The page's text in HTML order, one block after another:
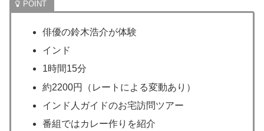
俳優の鈴木浩介が体験
インド
1時間15分
約2200円（レートによる変動あり）
インド人ガイドのお宅訪問ツアー
番組ではカレー作りを紹介